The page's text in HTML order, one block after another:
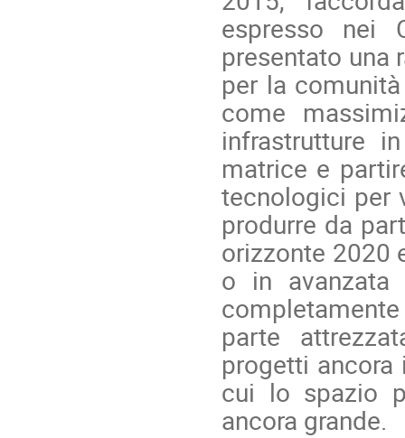
espresso nei
presentato una
per la
come
infrastrutture
matrice e
tecnologici per
produrre da
orizzonte 2020
o in avanzata
parte
progetti
cui lo spazio
ancora grande.